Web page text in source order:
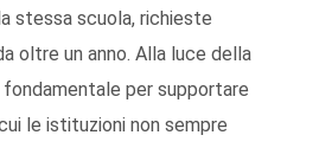
stessa scuola, richieste
oltre un anno. Alla luce della
per supportare
le istituzioni non sempre